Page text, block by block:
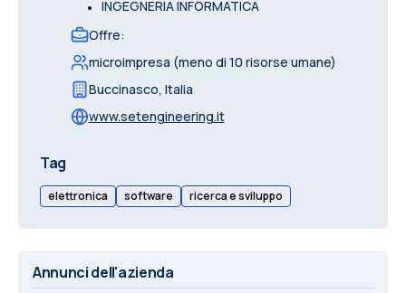
• INGEGNERIA INFORMATICA
Offre:
microimpresa (meno di 10 risorse umane)
Buccinasco, Italia
www.setengineering.it
Tag
elettronica software ricerca e sviluppo
Annunci dell'azienda